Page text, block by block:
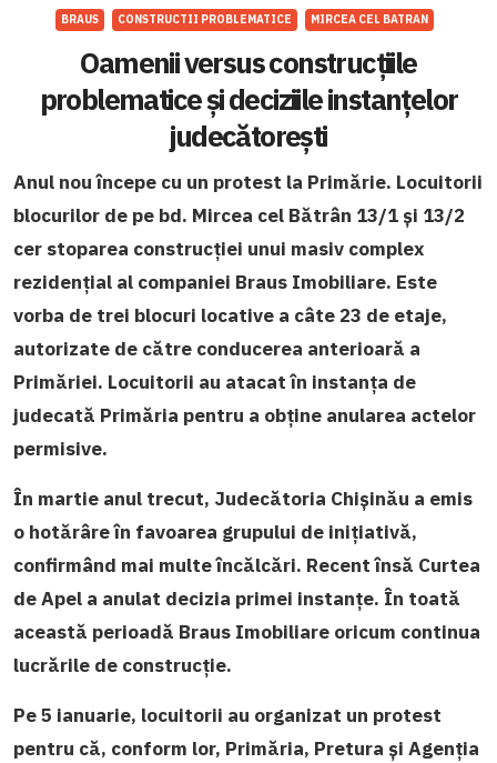
BRAUS CONSTRUCTII PROBLEMATICE MIRCEA CEL BATRAN
Oamenii versus construcțiile
problematice și deciziile instanțelor
judecătorești
Anul nou începe cu un protest la Primărie. Locuitorii
blocurilor de pe bd. Mircea cel Bătrân 13/1 și 13/2
cer stoparea construcției unui masiv complex
rezidențial al companiei Braus Imobiliare. Este
vorba de trei blocuri locative a câte 23 de etaje,
autorizate de către conducerea anterioară a
Primăriei. Locuitorii au atacat în instanța de
judecată Primăria pentru a obține anularea actelor
permisive.
În martie anul trecut, Judecătoria Chișinău a emis
o hotărâre în favoarea grupului de inițiativă,
confirmând mai multe încălcări. Recent însă Curtea
de Apel a anulat decizia primei instanțe. În toată
această perioadă Braus Imobiliare oricum continua
lucrările de construcție.
Pe 5 ianuarie, locuitorii au organizat un protest
pentru că, conform lor, Primăria, Pretura și Agenția